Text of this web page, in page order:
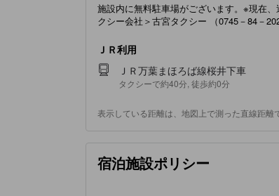
施設内に無料駐車場がございます。※現在
クシー会社＞古宮タクシー （0745－84－
ＪＲ利用
ＪＲ万葉まほろば線桜井下車
タクシーで約40分, 徒歩約0分
表示している距離は、地図上で測った直線距離
宿泊施設ポリシー